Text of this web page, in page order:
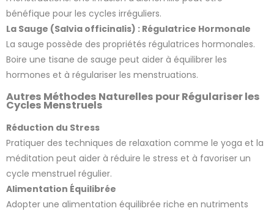
bénéfique pour les cycles irréguliers.
La Sauge (Salvia officinalis) : Régulatrice Hormonale
La sauge possède des propriétés régulatrices hormonales.
Boire une tisane de sauge peut aider à équilibrer les
hormones et à régulariser les menstruations.
Autres Méthodes Naturelles pour Régulariser les
Cycles Menstruels
Réduction du Stress
Pratiquer des techniques de relaxation comme le yoga et la
méditation peut aider à réduire le stress et à favoriser un
cycle menstruel régulier.
Alimentation Équilibrée
Adopter une alimentation équilibrée riche en nutriments